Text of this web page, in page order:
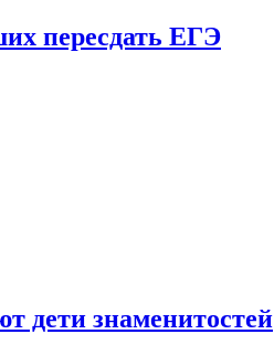
пересдать ЕГЭ
дети знаменитостей